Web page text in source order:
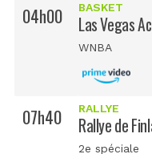
04h00 BASKET
Las Vegas
WNBA
07h40 RALLYE
Rallye de
2e spéciale